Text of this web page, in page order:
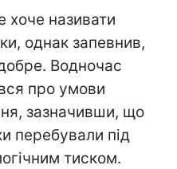
хоче називати
однак запевнив,
Водночас
про умови
зазначивши, що
перебували під
тиском.